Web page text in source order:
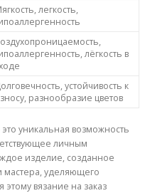
легкость,
лёгкость в
устойчивость к
разнообразие цветов
уникальная возможность
личным
изделие, созданное
мастера, уделяющего
вязание на заказ